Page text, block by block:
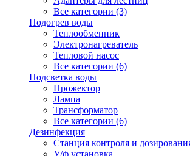
Все категории (3)
Подогрев воды
Теплообменник
Электронагреватель
Тепловой насос
Все категории (6)
Подсветка воды
Прожектор
Лампа
Трансформатор
Все категории (6)
Дезинфекция
Станция контроля и
У/ф установка